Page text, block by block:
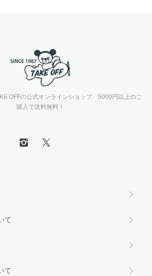
OFFの公式オンラインショップ 5000円以上のご
購入で送料無料！
て
て